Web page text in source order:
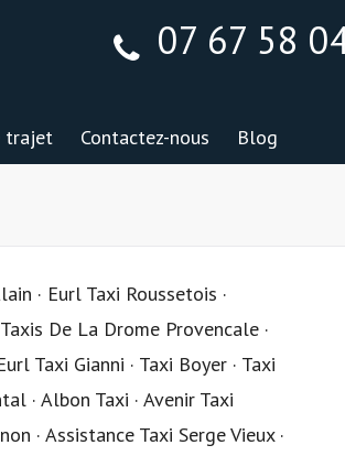
07 67 58
trajet Contactez-nous Blog
· Eurl Taxi Roussetois ·
De La Drome Provencale ·
Taxi Gianni · Taxi Boyer · Taxi
· Albon Taxi · Avenir Taxi
· Assistance Taxi Serge Vieux ·